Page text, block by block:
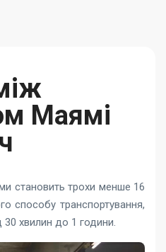
Маямі
становить трохи менше 16
способу транспортування,
30 хвилин до 1 години.